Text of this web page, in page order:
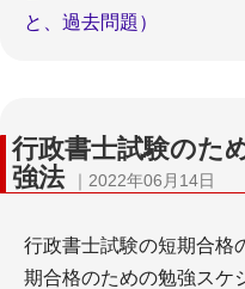
と、過去問題）
行政書士試験のた
強法
｜2022年06月14日
行政書士試験の短期合格
期合格のための勉強スケ